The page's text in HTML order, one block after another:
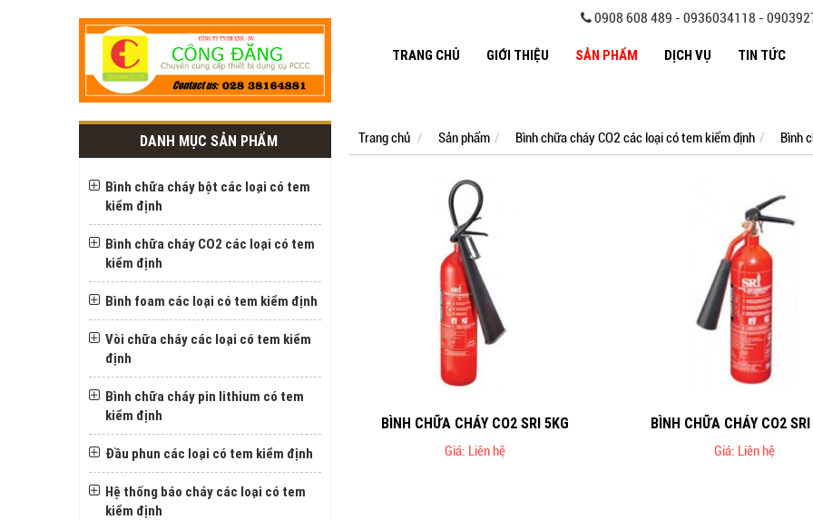
0908 608 489 - 0936034118 -
TRANG CHỦ GIỚI THIỆU SẢN PHẨM DỊCH VỤ TIN TỨC
DANH MỤC SẢN PHẨM
Bình chữa cháy bột các loại có tem
kiểm định
Bình chữa cháy CO2 các loại có tem
kiểm định
Bình foam các loại có tem kiểm định
Vòi chữa cháy các loại có tem kiểm
định
Bình chữa cháy pin lithium có tem
kiểm định
Đầu phun các loại có tem kiểm định
Hệ thống báo cháy các loại có tem
kiểm định
Trang chủ Sản phẩm Bình chữa cháy CO2 các loại có tem kiểm định Bình
BÌNH CHỮA CHÁY CO2 SRI 5KG
Giá: Liên hệ
BÌNH CHỮA CHÁY CO2
Giá: Liên hệ